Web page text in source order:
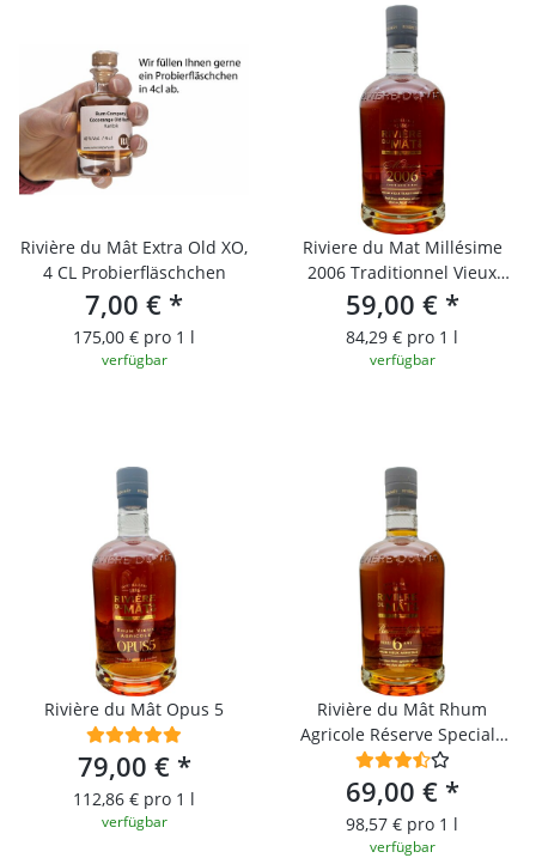
Rivière du Mât Extra Old XO,
4 CL Probierfläschchen
7,00 € *
175,00 € pro 1 l
verfügbar
Riviere du Mat Millésime
2006 Traditionnel Vieux
Cuvee Hors d´Age
59,00 € *
84,29 € pro 1 l
verfügbar
Rivière du Mât Opus 5
79,00 € *
112,86 € pro 1 l
verfügbar
Rivière du Mât Rhum
Agricole Réserve Speciale
6YO
69,00 € *
98,57 € pro 1 l
verfügbar